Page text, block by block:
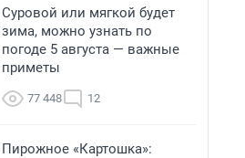
Суровой или мягкой будет
зима, можно узнать по
погоде 5 августа — важные
приметы
77 448 12
Пирожное «Картошка»: